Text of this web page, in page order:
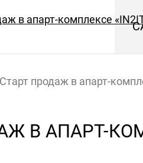
Старт продаж в апарт-
В АПАРТ-